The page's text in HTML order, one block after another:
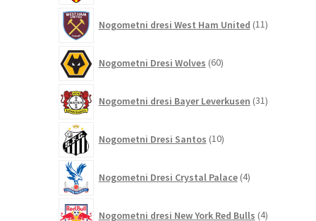
Nogometni dresi West Ham United 11izdelkov
Nogometni Dresi Wolves 60izdelkov
Nogometni dresi Bayer Leverkusen 31izdelkov
Nogometni Dresi Santos 10izdelkov
Nogometni Dresi Crystal Palace 4izdelki
Nogometni dresi New York Red Bulls 4